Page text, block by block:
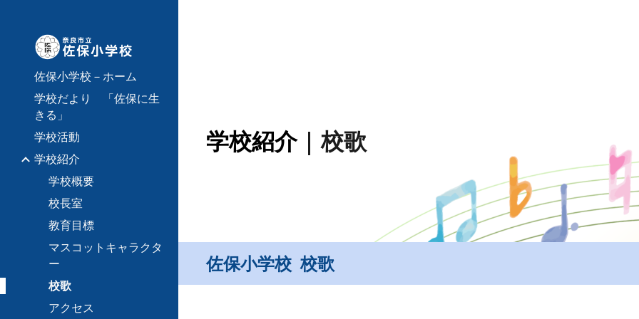
佐保小学校－ホーム
学校だより 「佐保に生
きる」
学校活動
学校紹介
学校概要
校長室
教育目標
マスコットキャラクタ
ー
校歌
アクセス
学校紹介|校歌
佐保小学校 校歌